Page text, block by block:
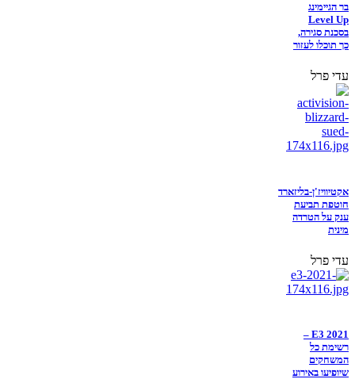
בר הגיימינג
Level Up
בסכנת סגירה,
כך תוכלו לעזור
עדי פרל
אקטיוויז'ן-בליזארד
חוטפת תביעת
ענק על הטרדה
מינית
עדי פרל
E3 2021 –
רשימת כל
המשחקים
שיופיעו באירוע